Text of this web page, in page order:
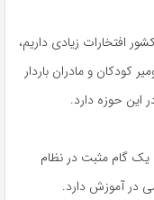
افتخارات زیادی داریم،
و مادران باردار
گام مثبت در نظام
در آموزش دارد.